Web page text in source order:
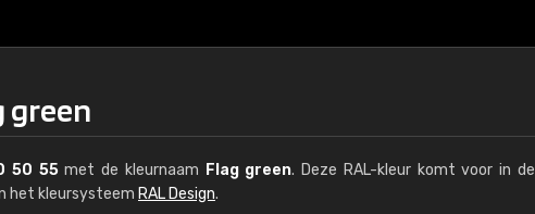
green
50 55met de kleurnaam Flag green. Deze RAL-kleur komt voor in de
het kleursysteem RAL Design.